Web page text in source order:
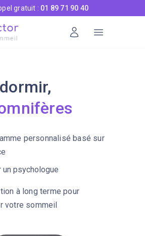
gratuit : 01 89 71 90 40
personnalisé basé sur
à long terme pour
votre sommeil
un psychologue